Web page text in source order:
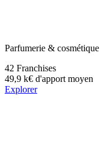
Parfumerie & cosmétique
42 Franchises
49,9 k€ d'apport moyen
Explorer